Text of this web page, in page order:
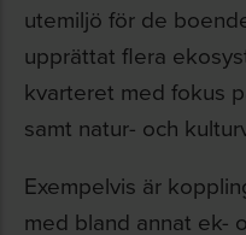
utemiljö för de
upprättat flera
kvarteret med fokus
samt natur- och
Exempelvis är
med bland annat ek-